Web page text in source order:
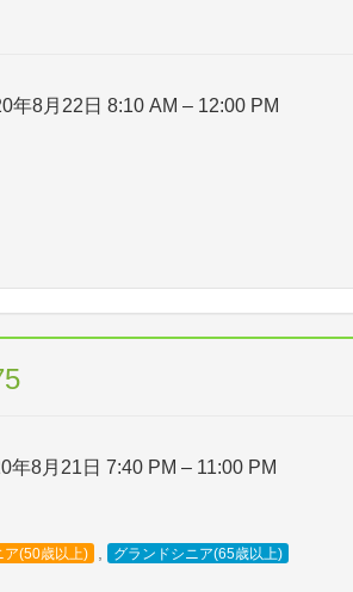
年8月22日 8:10 AM – 12:00 PM
年8月21日 7:40 PM – 11:00 PM
ア(50歳以上) グランドシニア(65歳以上)